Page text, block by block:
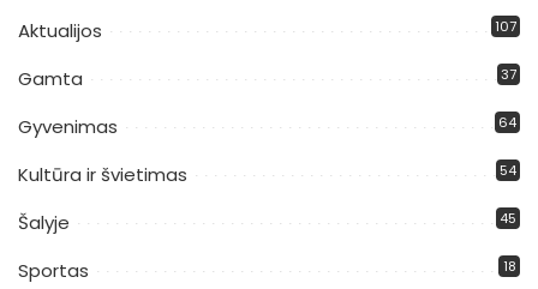
Aktualijos 107
Gamta 37
Gyvenimas 64
Kultūra ir švietimas 54
Šalyje 45
Sportas 18